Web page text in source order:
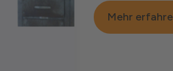
Mehr